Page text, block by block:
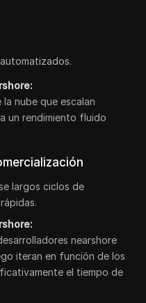
nube que escalan
un rendimiento fluido
largos ciclos de
nearshore
iteran en función de los
el tiempo de